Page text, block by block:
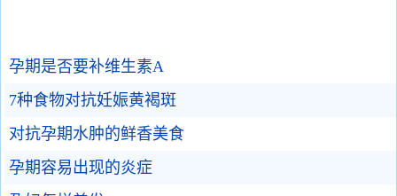
孕期是否要补维生素A
7种食物对抗妊娠黄褐斑
对抗孕期水肿的鲜香美食
孕期容易出现的炎症